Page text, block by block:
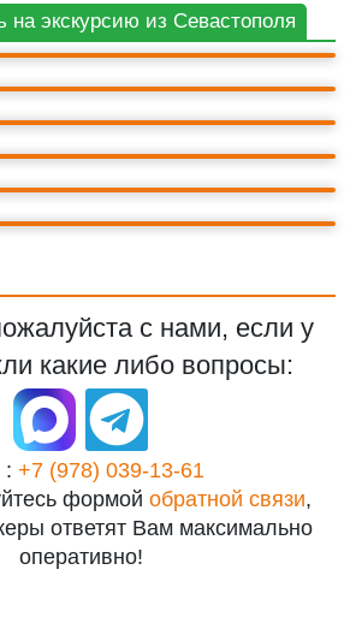
на экскурсию из Севастополя
БАХЧИСАРАЙ
ДВОРЕЦ
ГОРА АЙ-ПЕТРИ
ГНЕЗДО
ДВОРЕЦ
СЕВАСТОПОЛЬ
с нами, если у
какие либо вопросы:
: +7 (978) 039-13-61
формой обратной связи,
ответят Вам максимально
оперативно!